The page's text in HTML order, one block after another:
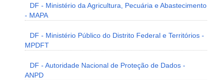
DF - Ministério da Agricultura, Pecuária e Abastecimento
- MAPA
DF - Ministério Público do Distrito Federal e Territórios -
MPDFT
DF - Autoridade Nacional de Proteção de Dados -
ANPD